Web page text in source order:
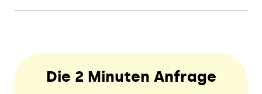
Die 2 Minuten Anfrage